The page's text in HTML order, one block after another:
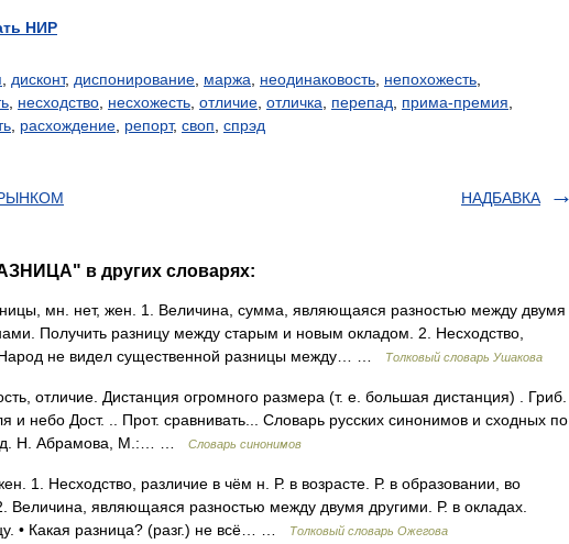
НИР
дисконт, диспонирование маржа неодинаковость непохожесть
несходство несхожесть отличие отличка перепад прима-премия
расхождение репорт, своп спрэд
НАДБАВКА
в других словарях:
мн. нет, жен. 1. Величина, сумма, являющаяся разностью между двумя
Получить разницу между старым и новым окладом. 2. Несходство,
не видел существенной разницы между… …
Толковый словарь Ушакова
отличие. Дистанция огромного размера (т. е. большая дистанция) . Гриб.
и небо Дост. .. Прот. сравнивать... Словарь русских синонимов и сходных по
Н. Абрамова, М.:… …
Словарь синонимов
1. Несходство, различие в чём н. Р. в возрасте. Р. в образовании, во
Величина, являющаяся разностью между двумя другими. Р. в окладах.
• Какая разница? (разг.) не всё… …
Толковый словарь Ожегова